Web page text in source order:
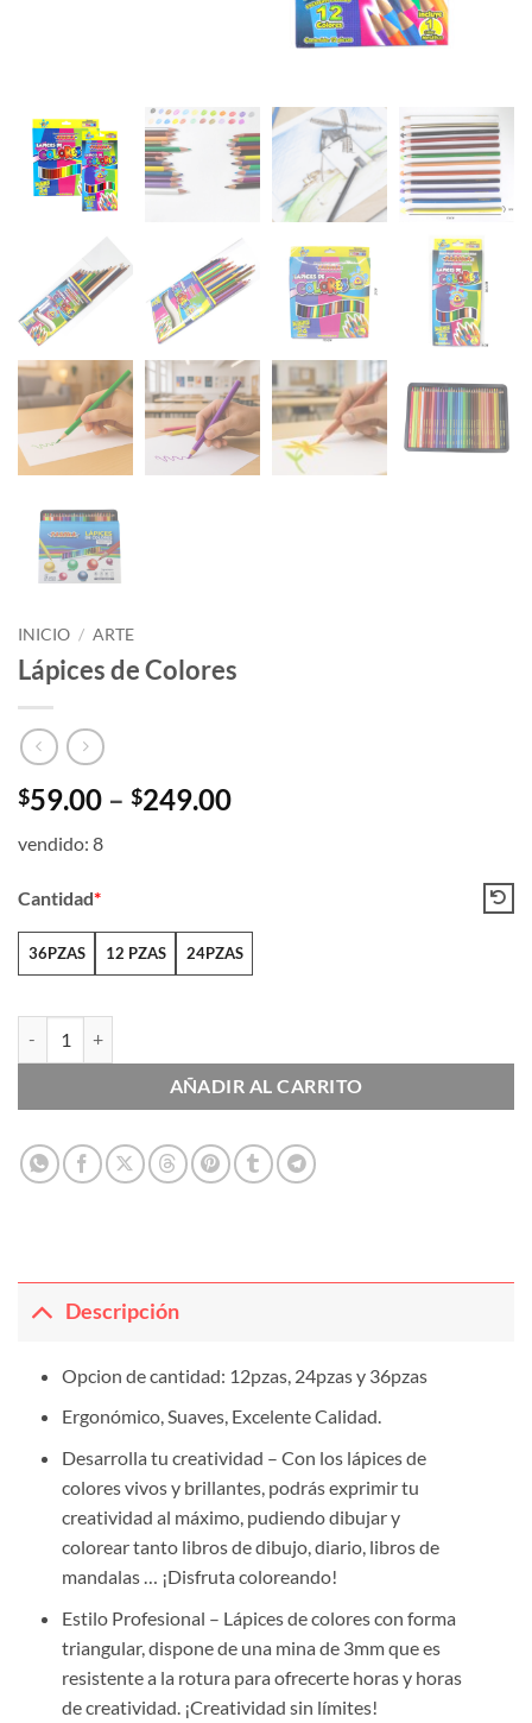
INICIO / ARTE
Lápices de Colores
$59.00 – $249.00Price
vendido: 8
*
Cantidad
36PZAS 12 PZAS 24PZAS
AÑADIR AL CARRITO
Descripción
Opcion de cantidad: 12pzas, 24pzas y 36pzas
Ergonómico, Suaves, Excelente Calidad.
Desarrolla tu creatividad – Con los lápices de
colores vivos y brillantes, podrás exprimir tu
creatividad al máximo, pudiendo dibujar y
colorear tanto libros de dibujo, diario, libros de
mandalas … ¡Disfruta coloreando!
Estilo Profesional – Lápices de colores con forma
triangular, dispone de una mina de 3mm que es
resistente a la rotura para ofrecerte horas y horas
de creatividad. ¡Creatividad sin límites!